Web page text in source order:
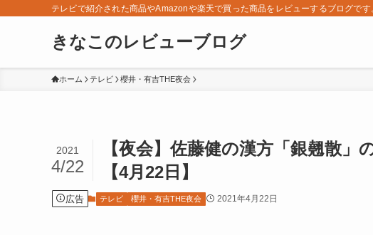
テレビで紹介された商品やAmazonや楽天で買った商品をレビューするブログです
きなこのレビューブログ
ホーム テレビ 櫻井・有吉THE夜会
【夜会】佐藤健の漢方「銀翹散
【4月22日】
2021
4/22
広告 テレビ 櫻井・有吉THE夜会 2021年4月22日